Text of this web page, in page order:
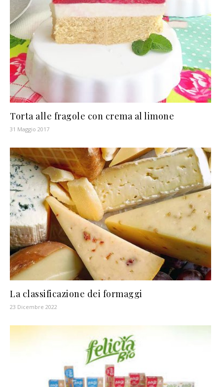
Torta alle fragole con crema al limone
31 Maggio 2017
La classificazione dei formaggi
23 Dicembre 2022